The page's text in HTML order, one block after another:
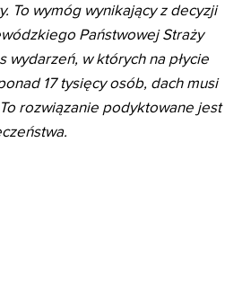
To wymóg wynikający z decyzji
Państwowej Straży
wydarzeń, w których na płycie
17 tysięcy osób, dach musi
rozwiązanie podyktowane jest